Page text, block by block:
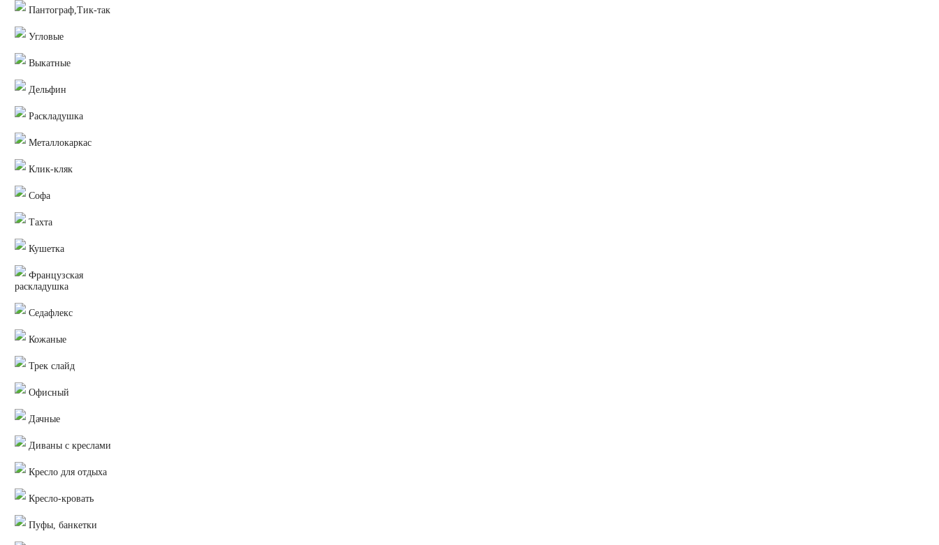
Пантограф,Тик-так
Угловые
Выкатные
Дельфин
Раскладушка
Металлокаркас
Клик-кляк
Софа
Тахта
Кушетка
Французская
раскладушка
Седафлекс
Кожаные
Трек слайд
Офисный
Дачные
Диваны с креслами
Кресло для отдыха
Кресло-кровать
Пуфы, банкетки